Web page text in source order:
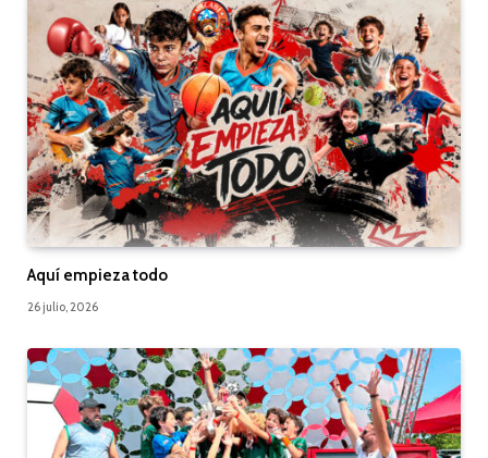
Aquí empieza todo
26 julio, 2026